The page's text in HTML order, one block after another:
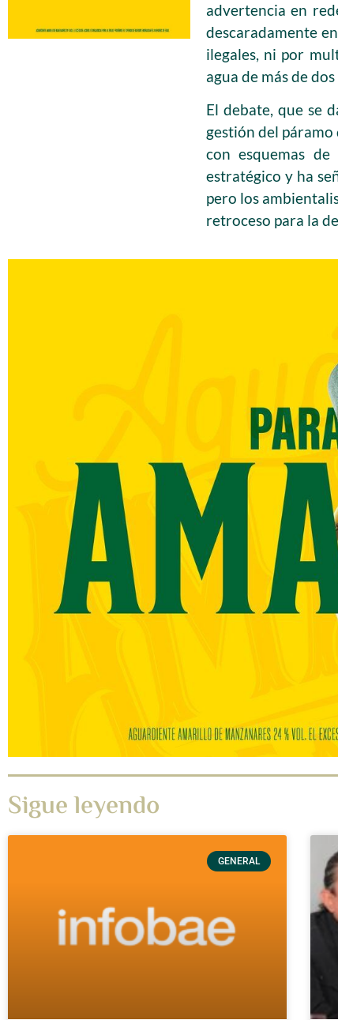
advertencia en
descaradamente
ilegales, ni por
agua de más de
El debate, que se
gestión del
con esquemas
estratégico y ha
pero los
retroceso para la
Sigue leyendo
GENERAL